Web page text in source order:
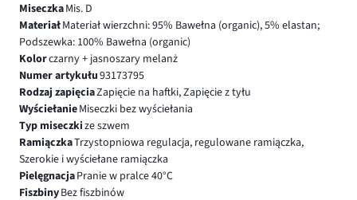
MiseczkaMis. D
MateriałMateriał wierzchni: 95% Bawełna (organic), 5% elastan;
Podszewka: 100% Bawełna (organic)
Kolorczarny + jasnoszary melanż
Numer artykułu93173795
Rodzaj zapięciaZapięcie na haftki, Zapięcie z tyłu
WyściełanieMiseczki bez wyściełania
Typ miseczkize szwem
RamiączkaTrzystopniowa regulacja, regulowane ramiączka,
Szerokie i wyściełane ramiączka
PielęgnacjaPranie w pralce 40°C
FiszbinyBez fiszbinów